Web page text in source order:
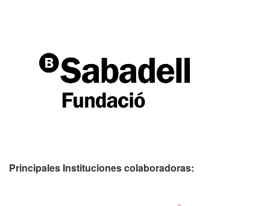
Principales Instituciones colaboradoras: